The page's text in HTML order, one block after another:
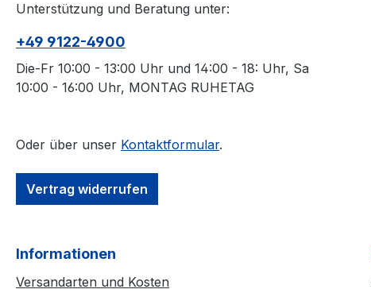
Unterstützung und Beratung unter:
+49 9122-4900
Die-Fr 10:00 - 13:00 Uhr und 14:00 - 18: Uhr, Sa
10:00 - 16:00 Uhr, MONTAG RUHETAG
Oder über unser Kontaktformular.
Vertrag widerrufen
Informationen
Versandarten und Kosten